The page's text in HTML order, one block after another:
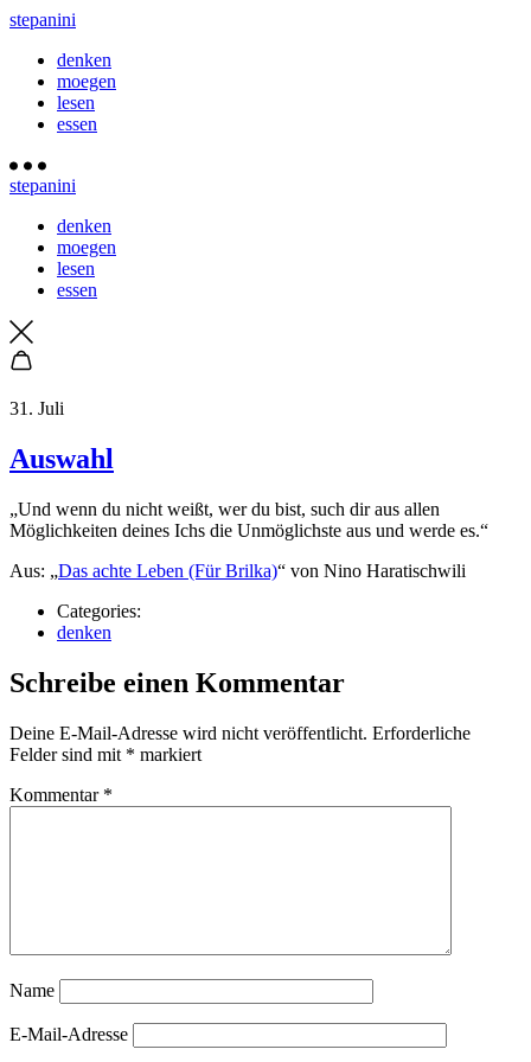
stepanini
denken
moegen
lesen
essen
stepanini
denken
moegen
lesen
essen
31. Juli
Auswahl
„Und wenn du nicht weißt, wer du bist, such dir aus allen
Möglichkeiten deines Ichs die Unmöglichste aus und werde es.“
Aus: „Das achte Leben (Für Brilka)“ von Nino Haratischwili
Categories:
denken
Schreibe einen Kommentar
Deine E-Mail-Adresse wird nicht veröffentlicht. Erforderliche
Felder sind mit * markiert
Kommentar *
Name
E-Mail-Adresse